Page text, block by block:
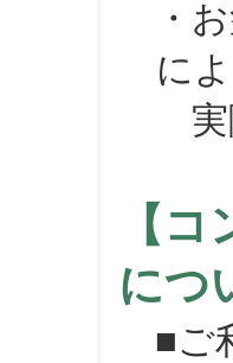
・お
に
実際
【
につ
■ご